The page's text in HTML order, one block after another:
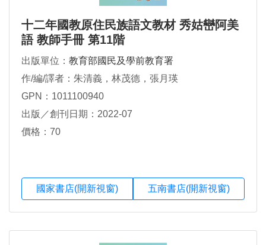
十二年國教原住民族語文教材 秀姑巒阿美
語 教師手冊 第11階
出版單位： 教育部國民及學前教育署
作/編/譯者：朱清義，林茂德，張月瑛
GPN：1011100940
出版／創刊日期：2022-07
價格：70
國家書店(開新視窗) 五南書店(開新視窗)